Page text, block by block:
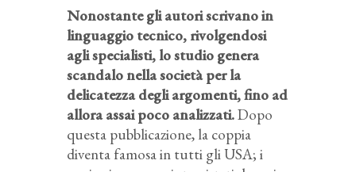
Nonostante gli autori scrivano in
linguaggio tecnico, rivolgendosi
agli specialisti, lo studio genera
scandalo nella società per la
delicatezza degli argomenti, fino ad
allora assai poco analizzati.Dopo
questa pubblicazione, la coppia
diventa famosa in tutti gli USA; i